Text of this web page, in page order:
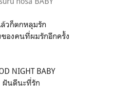
วก็ตกหลุมรัก
องคนที่ผมรักอีกครั้ง
NIGHT BABY
ฝันดีนะที่รัก